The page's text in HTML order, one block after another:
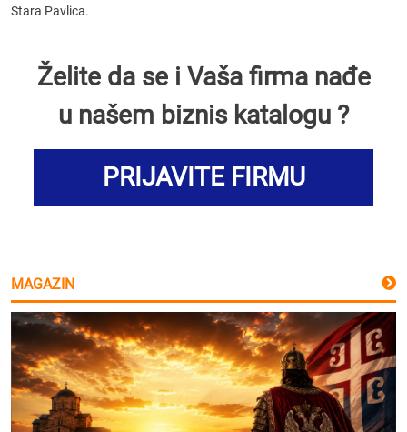
Stara Pavlica.
Želite da se i Vaša firma nađe
u našem biznis katalogu ?
PRIJAVITE FIRMU
MAGAZIN